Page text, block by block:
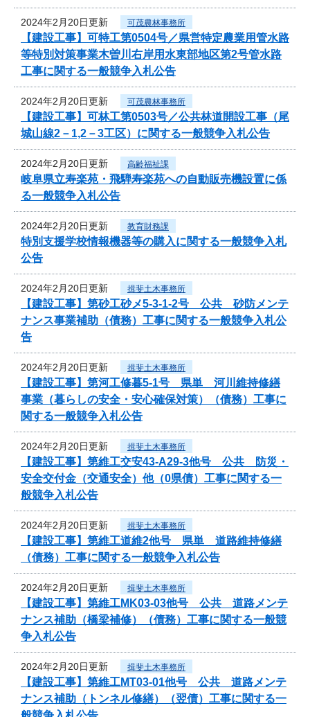
2024年2月20日更新 可茂農林事務所
【建設工事】可特工第0504号／県営特定農業用管水路
等特別対策事業木曽川右岸用水東部地区第2号管水路
工事に関する一般競争入札公告
2024年2月20日更新 可茂農林事務所
【建設工事】可林工第0503号／公共林道開設工事（尾
城山線2－1,2－3工区）に関する一般競争入札公告
2024年2月20日更新 高齢福祉課
岐阜県立寿楽苑・飛騨寿楽苑への自動販売機設置に係
る一般競争入札公告
2024年2月20日更新 教育財務課
特別支援学校情報機器等の購入に関する一般競争入札
公告
2024年2月20日更新 揖斐土木事務所
【建設工事】第砂工砂メ5-3-1-2号 公共 砂防メンテ
ナンス事業補助（債務）工事に関する一般競争入札公
告
2024年2月20日更新 揖斐土木事務所
【建設工事】第河工修暮5-1号 県単 河川維持修繕
事業（暮らしの安全・安心確保対策）（債務）工事に
関する一般競争入札公告
2024年2月20日更新 揖斐土木事務所
【建設工事】第維工交安43-A29-3他号 公共 防災・
安全交付金（交通安全）他（0県債）工事に関する一
般競争入札公告
2024年2月20日更新 揖斐土木事務所
【建設工事】第維工道維2他号 県単 道路維持修繕
（債務）工事に関する一般競争入札公告
2024年2月20日更新 揖斐土木事務所
【建設工事】第維工MK03-03他号 公共 道路メンテ
ナンス補助（橋梁補修）（債務）工事に関する一般競
争入札公告
2024年2月20日更新 揖斐土木事務所
【建設工事】第維工MT03-01他号 公共 道路メンテ
ナンス補助（トンネル修繕）（翌債）工事に関する一